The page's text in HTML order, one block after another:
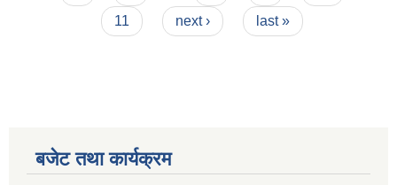
11
next › last »
बजेट तथा कार्यक्रम